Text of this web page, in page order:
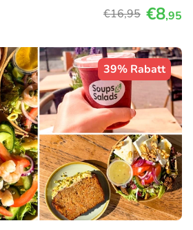
€16,95 €8,95
39% Rabatt